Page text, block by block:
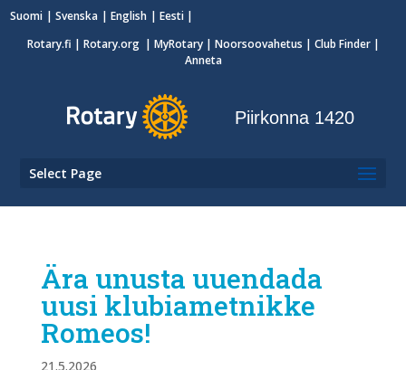
Suomi Svenska English
Eesti
Rotary.fi | Rotary.org | MyRotary| Noorsoovahetus | Club Finder|
Anneta
Piirkonna 1420
Select Page
Ära unusta uuendada
uusi klubiametnikke
Romeos!
21.5.2026